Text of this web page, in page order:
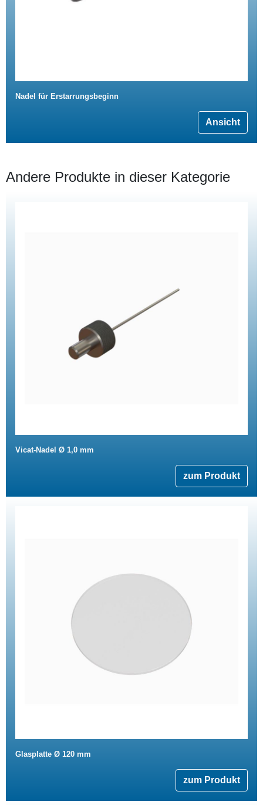
Nadel für Erstarrungsbeginn
Ansicht
Andere Produkte in dieser Kategorie
Vicat-Nadel Ø 1,0 mm
zum Produkt
Glasplatte Ø 120 mm
zum Produkt